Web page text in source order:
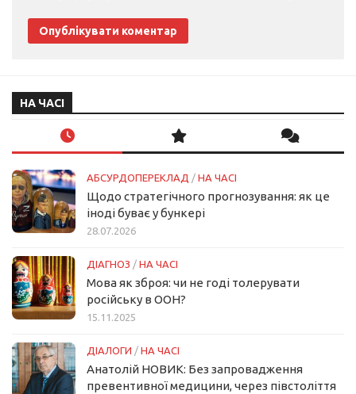
НА ЧАСІ
АБСУРДОПЕРЕКЛАД / НА ЧАСІ
Щодо стратегічного прогнозування: як це
іноді буває у бункері
28.07.2026
ДІАГНОЗ / НА ЧАСІ
Мова як зброя: чи не годі толерувати
російську в ООН?
15.11.2025
ДІАЛОГИ / НА ЧАСІ
Анатолій НОВИК: Без запровадження
превентивної медицини, через півстоліття